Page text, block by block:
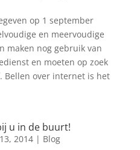
op 1 september
en meervoudige
maken nog gebruik van
en moeten op zoek
Bellen over internet is het
u in de buurt!
2014| Blog